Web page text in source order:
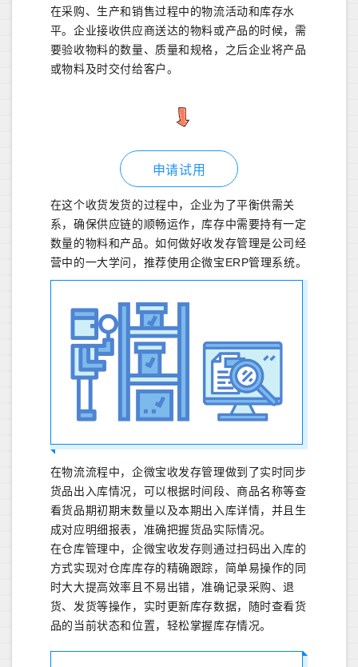
在采购、生产和销售过程中的物流活动和库存水
平。企业接收供应商送达的物料或产品的时候，需
要验收物料的数量、质量和规格，之后企业将产品
或物料及时交付给客户。
申请试用
在这个收货发货的过程中，企业为了平衡供需关
系，确保供应链的顺畅运作，库存中需要持有一定
数量的物料和产品。如何做好收发存管理是公司经
营中的一大学问，推荐使用企微宝ERP管理系统。
在物流流程中，企微宝收发存管理做到了实时同步
货品出入库情况，可以根据时间段、商品名称等查
看货品期初期末数量以及本期出入库详情，并且生
成对应明细报表，准确把握货品实际情况。
在仓库管理中，企微宝收发存则通过扫码出入库的
方式实现对仓库库存的精确跟踪，简单易操作的同
时大大提高效率且不易出错，准确记录采购、退
货、发货等操作，实时更新库存数据，随时查看货
品的当前状态和位置，轻松掌握库存情况。